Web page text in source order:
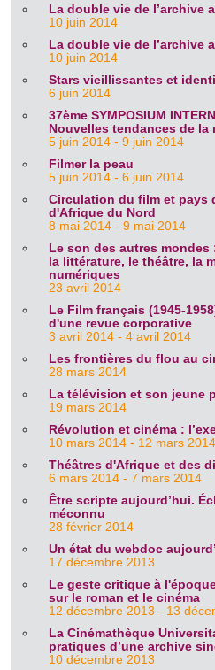
La double vie de l’archive
10 juin 2014
La double vie de l’archive
10 juin 2014
Stars vieillissantes et
6 juin 2014
37ème SYMPOSIUM
Nouvelles tendances de la
5 juin 2014 - 9 juin 2014
Filmer la peau
5 juin 2014 - 6 juin 2014
Circulation du film et pays
d'Afrique du Nord
8 mai 2014 - 9 mai 2014
Le son des autres
la littérature, le théâtre, la
numériques
23 avril 2014
Le Film français (1945-
d'une revue corporative
3 avril 2014 - 4 avril 2014
Les frontières du flou au
28 mars 2014
La télévision et son jeune
19 mars 2014
Révolution et cinéma :
10 mars 2014 - 12 mars 2014
Théâtres d'Afrique et des
6 mars 2014 - 7 mars 2014
Être scripte aujourd’hui.
méconnu
28 février 2014
Un état du webdoc
17 décembre 2013
Le geste critique à
sur le roman et le cinéma
12 décembre 2013 - 13
La Cinémathèque
pratiques d’une archive
10 décembre 2013